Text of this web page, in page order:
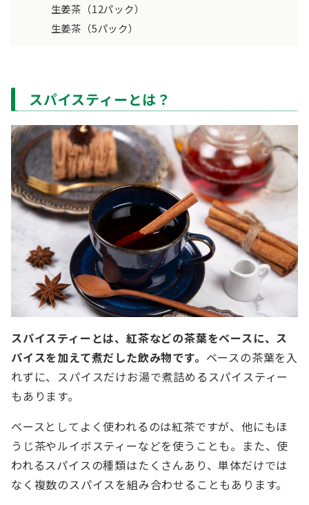
生姜茶（12パック）
生姜茶（5パック）
スパイスティーとは？
スパイスティーとは、紅茶などの茶葉をベースに、ス
パイスを加えて煮だした飲み物です。 ベースの茶葉を入
れずに、スパイスだけお湯で煮詰めるスパイスティー
もあります。
ベースとしてよく使われるのは紅茶ですが、他にもほ
うじ茶やルイボスティーなどを使うことも。また、使
われるスパイスの種類はたくさんあり、単体だけでは
なく複数のスパイスを組み合わせることもあります。